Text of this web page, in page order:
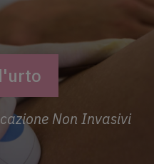
Non Invasivi